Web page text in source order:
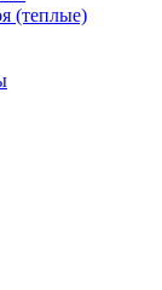
(теплые)